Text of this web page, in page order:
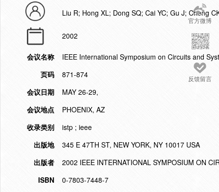
官方微博
反馈留言
Liu R; Hong XL; Dong SQ; Cai YC; Gu J; Cheng
2002
会议名称
IEEE International Symposium on Circuits and
页码
871-874
会议日期
MAY 26-29,
会议地点
PHOENIX, AZ
收录类别
istp ; ieee
出版地
345 E 47TH ST, NEW YORK, NY 10017 USA
出版者
2002 IEEE INTERNATIONAL SYMPOSIUM ON
ISBN
0-7803-7448-7